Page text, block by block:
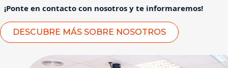
¡Ponte en contacto con nosotros y te informaremos!
DESCUBRE MÁS SOBRE NOSOTROS